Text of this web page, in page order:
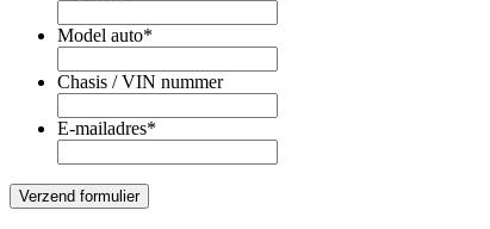
Model auto*
Chasis / VIN nummer
E-mailadres*